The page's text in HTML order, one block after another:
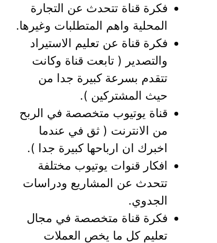
فكرة قناة تتحدث عن التجارة
المحلية واهم المتطلبات وغيرها.
فكرة قناة عن تعليم الاستيراد
والتصدير ( تابعت قناة وكانت
تتقدم بسرعة كبيرة جدا من
حيث المشتركين ).
قناة يوتيوب متخصصة في الربح
من الانترنت ( ثق في عندما
اخبرك ان ارباحها كبيرة جدا ).
افكار قنوات يوتيوب مختلفة
تتحدث عن المشاريع ودراسات
الجدوي.
فكرة قناة متخصصة في مجال
تعليم كل ما يخص العملات